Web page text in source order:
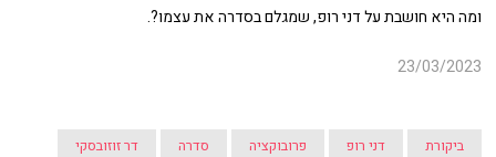
ומה היא חושבת על דני רופ, שמגלם בסדרה את עצמו?.
23/03/2023
ביקורת דני רופ פרובוקציה סדרה דר זוזובסקי